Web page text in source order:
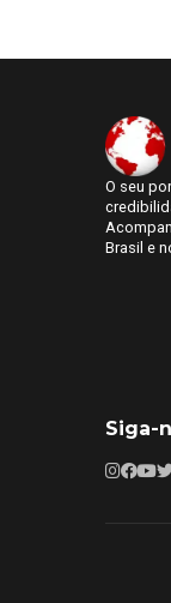
O seu
Brasil e
Siga-